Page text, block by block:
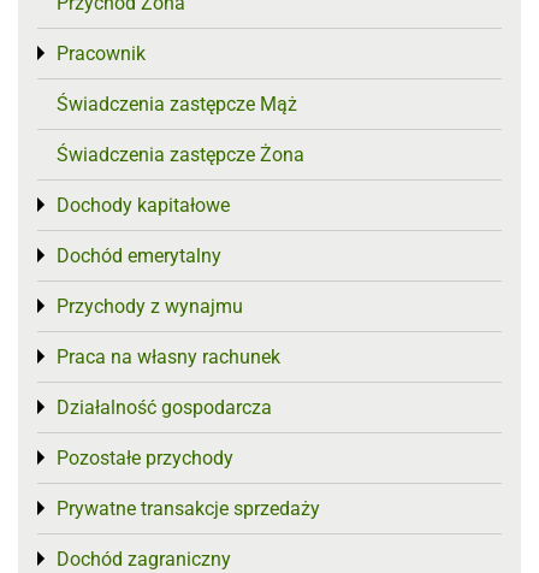
Pracownik
Toggle menu
Świadczenia zastępcze Mąż
Świadczenia zastępcze Żona
Dochody kapitałowe
Toggle menu
Dochód emerytalny
Toggle menu
Przychody z wynajmu
Toggle menu
Praca na własny rachunek
Toggle menu
Działalność gospodarcza
Toggle menu
Pozostałe przychody
Toggle menu
Prywatne transakcje sprzedaży
Toggle menu
Dochód zagraniczny
Toggle menu